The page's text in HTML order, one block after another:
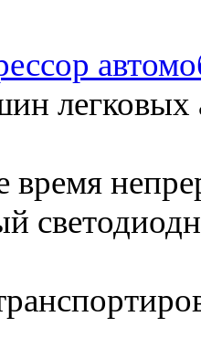
время